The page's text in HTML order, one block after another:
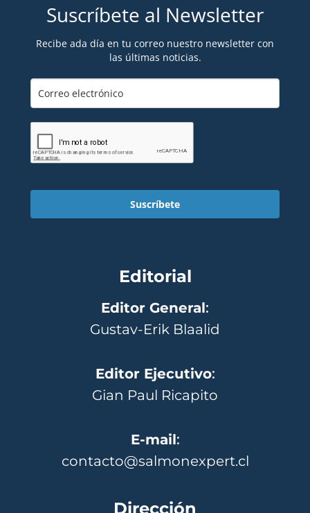
Suscríbete al Newsletter
Recibe ada día en tu correo nuestro newsletter con
las últimas noticias.
Suscríbete
Editorial
Editor General:
Gustav-Erik Blaalid
Editor Ejecutivo:
Gian Paul Ricapito
E-mail:
contacto@salmonexpert.cl
Dirección